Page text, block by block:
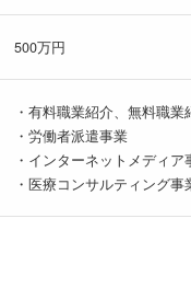
500万円
・有料職業紹介、無料職業
・労働者派遣事業
・インターネットメディア
・医療コンサルティング事